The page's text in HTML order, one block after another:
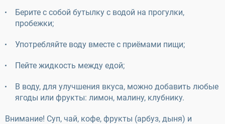
Берите с собой бутылку с водой на прогулки,
пробежки;
Употребляйте воду вместе с приёмами пищи;
Пейте жидкость между едой;
В воду, для улучшения вкуса, можно добавить любые
ягоды или фрукты: лимон, малину, клубнику.
Внимание! Суп, чай, кофе, фрукты (арбуз, дыня) и